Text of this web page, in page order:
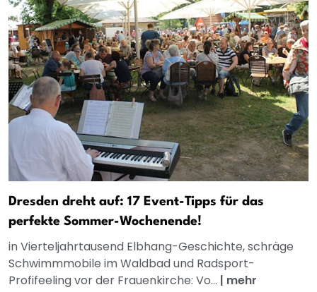
Dresden dreht auf: 17 Event-Tipps für das
perfekte Sommer-Wochenende!
in Vierteljahrtausend Elbhang-Geschichte, schräge
Schwimmmobile im Waldbad und Radsport-
Profifeeling vor der Frauenkirche: Vo... | mehr